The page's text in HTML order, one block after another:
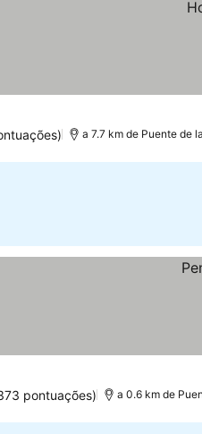
a 7.7 km de Puente de
pontuações) a 0.6 km de